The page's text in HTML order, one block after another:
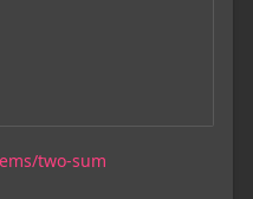
two-sum